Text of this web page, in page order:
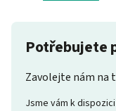
Potřebujete
Zavolejte nám na
Jsme vám k dispozici